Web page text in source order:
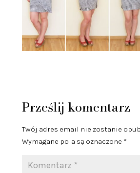
Prześlij komentarz
Twój adres email nie zostanie
Wymagane pola są oznaczone *